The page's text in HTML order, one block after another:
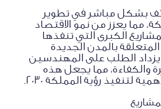
بشكل مباشر في تطوير
مما يعزز من نمو الاقتصاد
الكبرى التي تنفذها
بالمدن الجديدة
يزداد الطلب على المهندسين
والكفاءة، مما يجعل هذه
لتنفيذ رؤية المملكة 2030.